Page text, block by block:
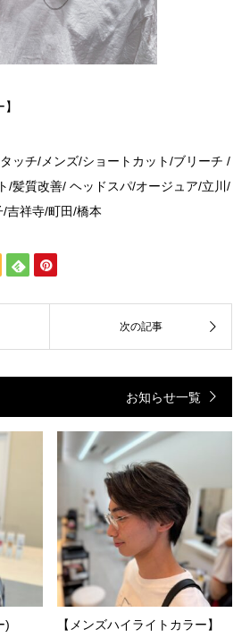
ッチ/メンズ/ショートカット/ブリーチ /
/髪質改善/ ヘッドスパ/オージュア/立川/
吉祥寺/町田/橋本
お知らせ一覧
) 【メンズハイライトカラー】